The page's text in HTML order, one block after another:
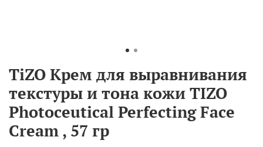
TiZO Крем для выравнивания
текстуры и тона кожи TIZO
Photoceutical Perfecting Face
Cream , 57 гр